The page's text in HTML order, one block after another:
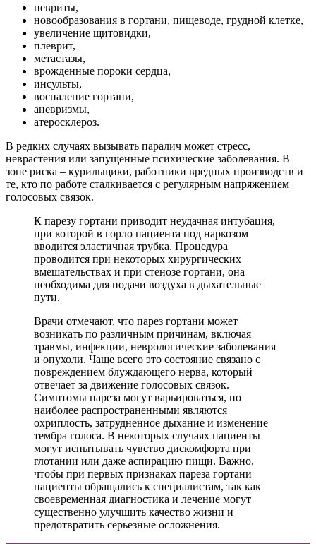
невриты,
новообразования в гортани, пищеводе, грудной клетке,
увеличение щитовидки,
плеврит,
метастазы,
врожденные пороки сердца,
инсульты,
воспаление гортани,
аневризмы,
атеросклероз.
В редких случаях вызывать паралич может стресс,
неврастения или запущенные психические заболевания. В
зоне риска – курильщики, работники вредных производств и
те, кто по работе сталкивается с регулярным напряжением
голосовых связок.
К парезу гортани приводит неудачная интубация,
при которой в горло пациента под наркозом
вводится эластичная трубка. Процедура
проводится при некоторых хирургических
вмешательствах и при стенозе гортани, она
необходима для подачи воздуха в дыхательные
пути.
Врачи отмечают, что парез гортани может
возникать по различным причинам, включая
травмы, инфекции, неврологические заболевания
и опухоли. Чаще всего это состояние связано с
повреждением блуждающего нерва, который
отвечает за движение голосовых связок.
Симптомы пареза могут варьироваться, но
наиболее распространенными являются
охриплость, затрудненное дыхание и изменение
тембра голоса. В некоторых случаях пациенты
могут испытывать чувство дискомфорта при
глотании или даже аспирацию пищи. Важно,
чтобы при первых признаках пареза гортани
пациенты обращались к специалистам, так как
своевременная диагностика и лечение могут
существенно улучшить качество жизни и
предотвратить серьезные осложнения.